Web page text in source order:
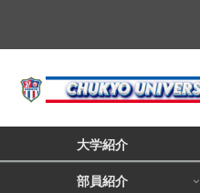
大学紹介
部員紹介